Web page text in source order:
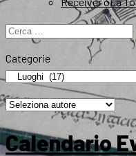
Ricerca
Categorie
Calendario